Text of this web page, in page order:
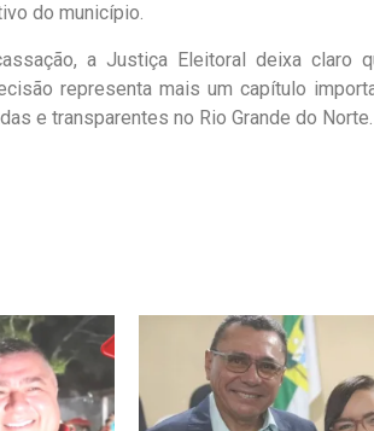
do município.
a Justiça Eleitoral deixa
representa mais um capítulo
e transparentes no Rio Grande do Norte.